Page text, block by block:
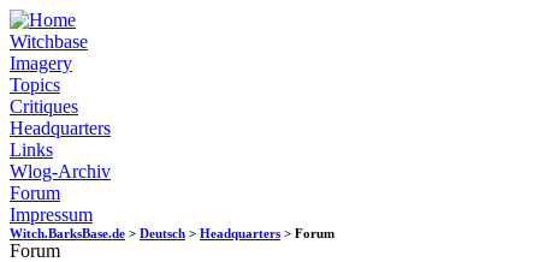
Witchbase
Imagery
Topics
Critiques
Headquarters
Links
Wlog-Archiv
Forum
Impressum
Witch.BarksBase.de > Deutsch > Headquarters > Forum
Forum